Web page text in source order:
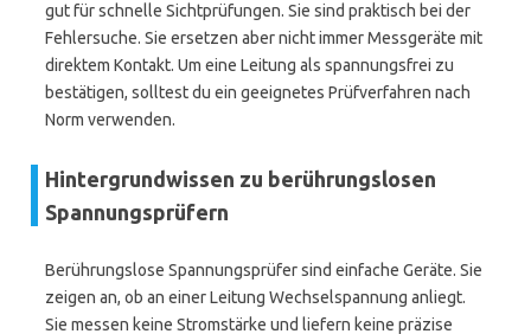
gut für schnelle Sichtprüfungen. Sie sind praktisch bei der
Fehlersuche. Sie ersetzen aber nicht immer Messgeräte mit
direktem Kontakt. Um eine Leitung als spannungsfrei zu
bestätigen, solltest du ein geeignetes Prüfverfahren nach
Norm verwenden.
Hintergrundwissen zu berührungslosen
Spannungsprüfern
Berührungslose Spannungsprüfer sind einfache Geräte. Sie
zeigen an, ob an einer Leitung Wechselspannung anliegt.
Sie messen keine Stromstärke und liefern keine präzise